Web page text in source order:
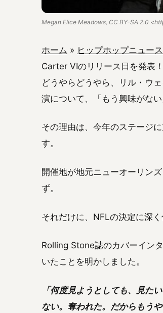
Megan Elice Meadows, CC BY-SA 2.0
ホーム » ヒップホップニュース
Carter VIのリリース日を発表！
どうやらどうやら、リル・ウ
演について、「もう興味がな
その理由は、今年のステージ
す。
開催地が地元ニューオーリン
ず。
それだけに、NFLの決定に深
Rolling Stone誌のカバーイン
いたことを明かしました。
「何度見ようとしても、見た
ない。奪われた。だからもう